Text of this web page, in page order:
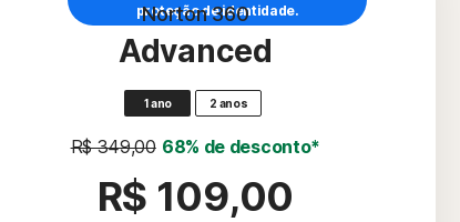
proteção de identidade.
Norton 360
Advanced
1 ano 2 anos
R$ 349,00 68% de desconto*
R$ 109,00